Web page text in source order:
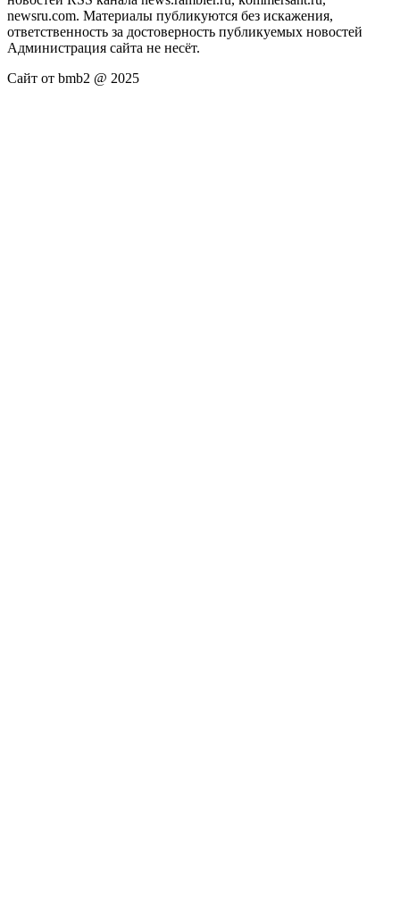
newsru.com. Материалы публикуются без искажения,
ответственность за достоверность публикуемых новостей
Администрация сайта не несёт.
Сайт от bmb2 @ 2025